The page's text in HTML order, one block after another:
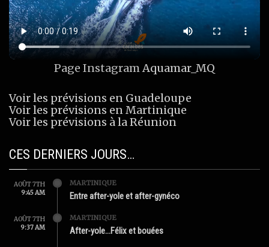
Page Instagram Aquamar_MQ
Voir les prévisions en Guadeloupe
Voir les prévisions en Martinique
Voir les prévisions à la Réunion
CES DERNIERS JOURS…
AOÛT 7TH
9:45 AM
MARTINIQUE
Entre after-yole et after-gynéco
AOÛT 7TH
9:37 AM
MARTINIQUE
After-yole…Félix et bouées